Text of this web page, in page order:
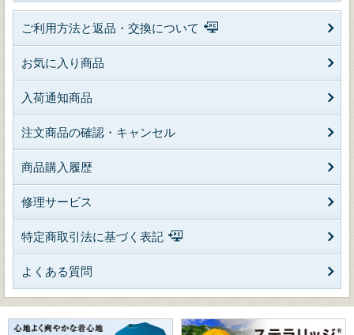
ご利用方法と返品・交換について
お気に入り商品
入荷通知商品
注文商品の確認・キャンセル
商品購入履歴
修理サービス
特定商取引法に基づく表記
よくある質問